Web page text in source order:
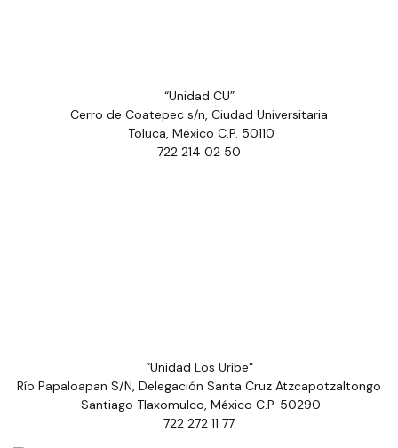
“Unidad CU”
Cerro de Coatepec s/n, Ciudad Universitaria
Toluca, México C.P. 50110
722 214 02 50
“Unidad Los Uribe”
Río Papaloapan S/N, Delegación Santa Cruz Atzcapotzaltongo
Santiago Tlaxomulco, México C.P. 50290
722 272 11 77